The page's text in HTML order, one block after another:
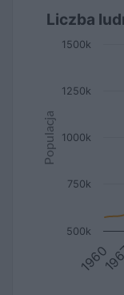
Populacja
Liczba
1960
1000k
500k
750k
1250k
1500k